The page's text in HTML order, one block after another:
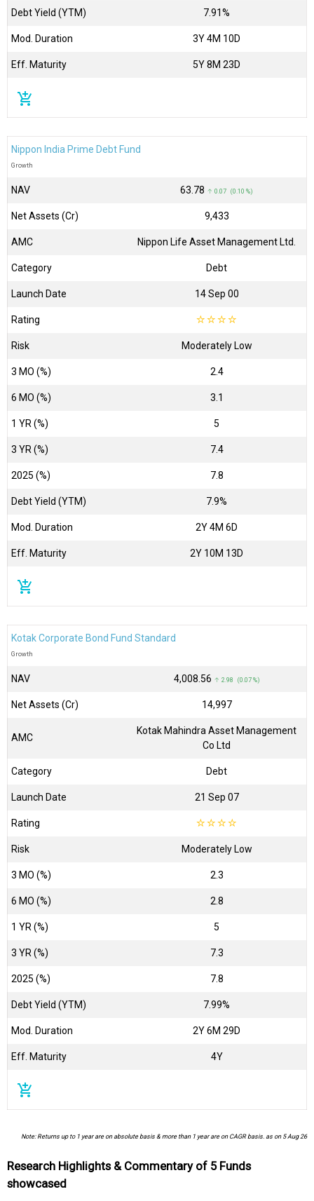
Debt Yield (YTM) 7.91%
Mod. Duration 3Y 4M 10D
Eff. Maturity 5Y 8M 23D
add_shopping_cart
Nippon India Prime Debt Fund
Growth
NAV ₹63.78 ↑ 0.07 (0.10 %)
Net Assets (Cr) ₹9,433
AMC Nippon Life Asset Management Ltd.
Category Debt
Launch Date 14 Sep 00
Rating ☆☆☆☆
Risk Moderately Low
3 MO (%) 2.4
6 MO (%) 3.1
1 YR (%) 5
3 YR (%) 7.4
2025 (%) 7.8
Debt Yield (YTM) 7.9%
Mod. Duration 2Y 4M 6D
Eff. Maturity 2Y 10M 13D
add_shopping_cart
Kotak Corporate Bond Fund Standard
Growth
NAV ₹4,008.56 ↑ 2.98 (0.07 %)
Net Assets (Cr) ₹14,997
AMC
Kotak Mahindra Asset Management
Co Ltd
Category Debt
Launch Date 21 Sep 07
Rating ☆☆☆☆
Risk Moderately Low
3 MO (%) 2.3
6 MO (%) 2.8
1 YR (%) 5
3 YR (%) 7.3
2025 (%) 7.8
Debt Yield (YTM) 7.99%
Mod. Duration 2Y 6M 29D
Eff. Maturity 4Y
add_shopping_cart
Note: Returns up to 1 year are on absolute basis & more than 1 year are on CAGR basis. as on 5 Aug 26
Research Highlights & Commentary of 5 Funds
showcased